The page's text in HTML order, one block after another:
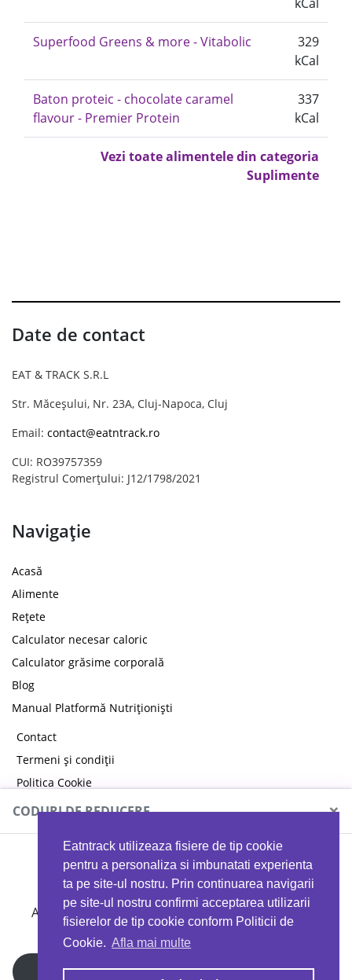
Eatntrack utilizeaza fisiere de tip cookie
pentru a personaliza si imbunatati experienta
ta pe site-ul nostru. Prin continuarea navigarii
pe site-ul nostru confirmi acceptarea utilizarii
fisierelor de tip cookie conform Politicii de
Cookie. Afla mai multe
Superfood Greens & more - Vitabolic
329
kCal
Baton proteic - chocolate caramel
flavour - Premier Protein
337
kCal
Vezi toate alimentele din categoria
Suplimente
Date de contact
EAT & TRACK S.R.L
Str. Măceșului, Nr. 23A, Cluj-Napoca, Cluj
Email: contact@eatntrack.ro
CUI: RO39757359
Registrul Comerțului: J12/1798/2021
Navigație
Acasă
Alimente
Rețete
Calculator necesar caloric
Calculator grăsime corporală
Blog
Manual Platformă Nutriționiști
Contact
Termeni și condiții
Politica Cookie
Politica de confidențialitate
CODURI DE REDUCERE ×
MYPROTEIN
Ai 40%reducere la orice comandă folosind codul
EATTRACK
Profită acum